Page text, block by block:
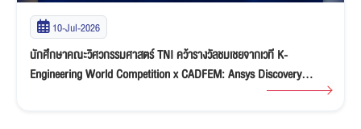
10-Jul-2026
นักศึกษาคณะวิศวกรรมศาสตร์ TNI คว้ารางวัลชมเชยจากเวที K-
Engineering World Competition x CADFEM: Ansys Discovery